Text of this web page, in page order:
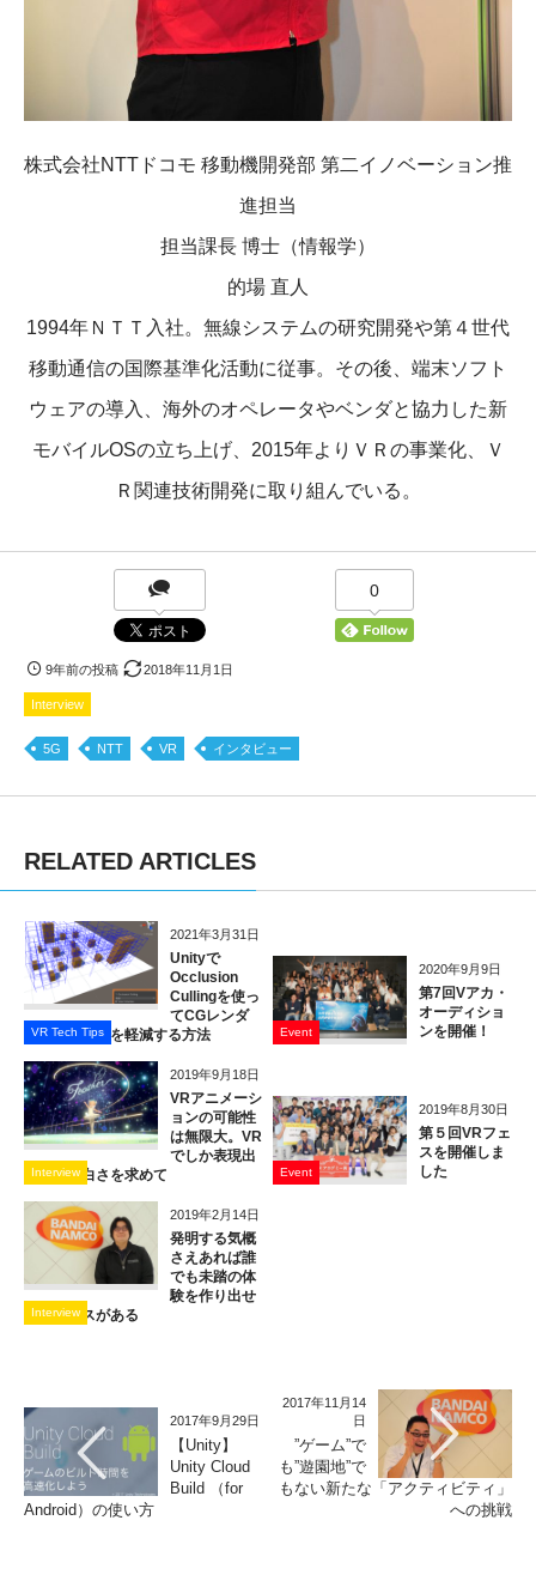
株式会社NTTドコモ 移動機開発部 第二イノベーション推
進担当
担当課長 博士（情報学）
的場 直人
1994年ＮＴＴ入社。無線システムの研究開発や第４世代
移動通信の国際基準化活動に従事。その後、端末ソフト
ウェアの導入、海外のオペレータやベンダと協力した新
モバイルOSの立ち上げ、2015年よりＶＲの事業化、Ｖ
Ｒ関連技術開発に取り組んでいる。
0
9年前の投稿 2018年11月1日
Interview
5G NTT VR インタビュー
RELATED ARTICLES
2021年3月31日
VR Tech Tips
Unityで
Occlusion
Cullingを使っ
てCGレンダ
リングの負荷を軽減する方法
2020年9月9日
Event
第7回Vアカ・
オーディショ
ンを開催！
2019年9月18日
Interview
VRアニメーシ
ョンの可能性
は無限大。VR
でしか表現出
来ない面白さを求めて
2019年8月30日
Event
第５回VRフェ
スを開催しま
した
2019年2月14日
Interview
発明する気概
さえあれば誰
でも未踏の体
験を作り出せ
るチャンスがある
2017年9月29日
【Unity】
Unity Cloud
Build （for
Android）の使い方
2017年11月14
日
”ゲーム”で
も”遊園地”で
もない新たな「アクティビティ」
への挑戦